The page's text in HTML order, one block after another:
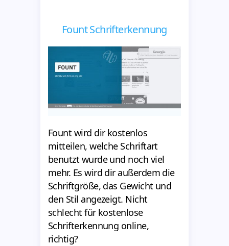
Fount Schrifterkennung
Fount wird dir kostenlos
mitteilen, welche Schriftart
benutzt wurde und noch viel
mehr. Es wird dir außerdem die
Schriftgröße, das Gewicht und
den Stil angezeigt. Nicht
schlecht für kostenlose
Schrifterkennung online,
richtig?